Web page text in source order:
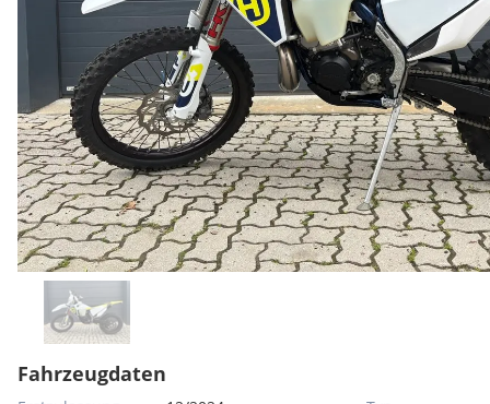
Fahrzeugdaten